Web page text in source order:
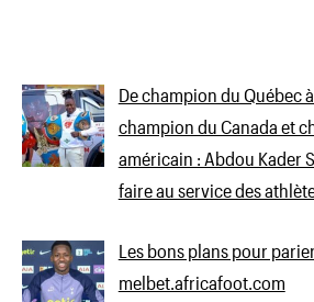
De champion du Québec
champion du Canada et
américain : Abdou Kader
faire au service des
Les bons plans pour
melbet.africafoot.com